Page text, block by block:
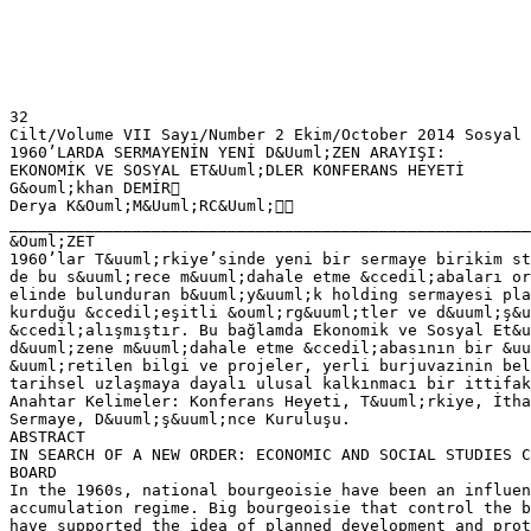
32
Cilt/Volume VII Sayı/Number 2 Ekim/October 2014
1960’LARDA SERMAYENİN YENİ D&Uuml;ZEN ARAYIŞI:
EKONOMİK VE SOSYAL ET&Uuml;DLER KONFERANS HEYETİ
G&ouml;khan DEMİR
Derya K&Ouml;M&Uuml;RC&Uuml;
&Ouml;ZET
1960’lar T&uuml;rkiye’sinde yeni bir sermaye
de bu s&uuml;rece m&uuml;dahale etme
elinde bulunduran b&uuml;y&uuml;k holding sermayesi
kurduğu &ccedil;eşitli &ouml;rg&uuml;tler ve
&ccedil;alışmıştır. Bu bağlamda Ekonomik ve Sosyal
d&uuml;zene m&uuml;dahale etme &ccedil;abasının bir
&uuml;retilen bilgi ve projeler, yerli burjuvazinin
tarihsel uzlaşmaya dayalı ulusal kalkınmacı bir
Anahtar Kelimeler: Konferans Heyeti, T&uuml;rkiye,
Sermaye, D&uuml;ş&uuml;nce Kuruluşu.
ABSTRACT
IN SEARCH OF A NEW ORDER: ECONOMIC AND SOCIAL STUDIES
BOARD
In the 1960s, national bourgeoisie have been an
accumulation regime. Big bourgeoisie that control
have supported the idea of planned development and